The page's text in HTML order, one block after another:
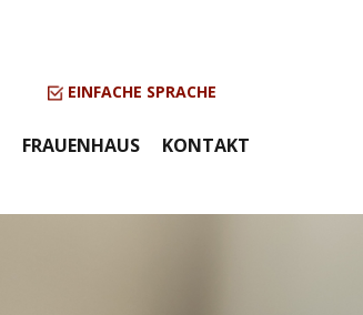
EINFACHE SPRACHE
FRAUENHAUS KONTAKT